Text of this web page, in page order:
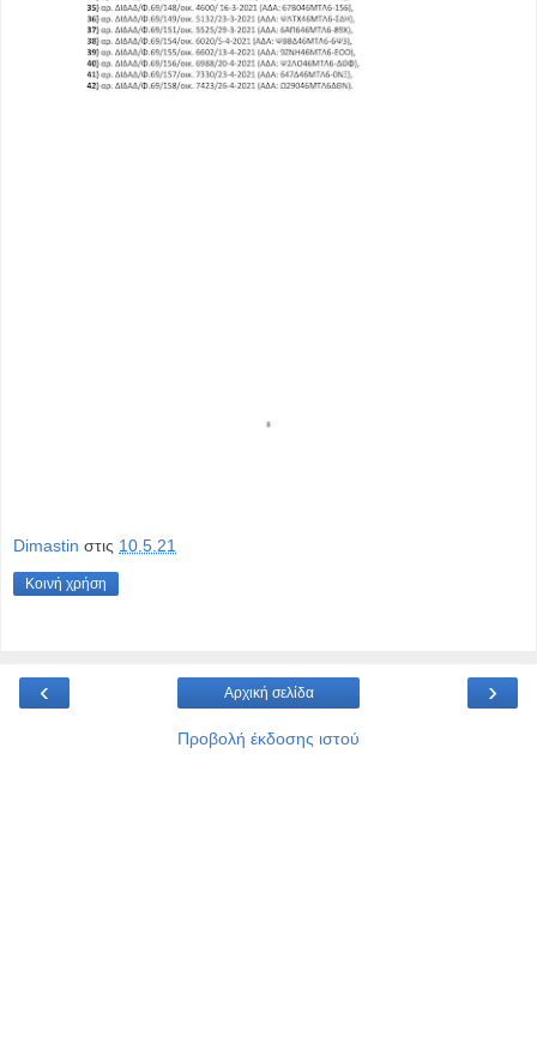
Dimastin στις 10.5.21
Κοινή χρήση
‹ ›
Αρχική σελίδα
Προβολή έκδοσης ιστού